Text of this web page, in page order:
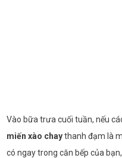
Vào bữa trưa cuối tuần, nếu
miến xào chaythanh đạm là
có ngay trong căn bếp của